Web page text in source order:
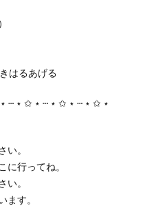
はるあげる
┄ ⋆ ✩ ⋆ ┄ ⋆ ✩ ⋆ ┄ ⋆ ✩ ⋆
い。
行ってね。
い。
ます。